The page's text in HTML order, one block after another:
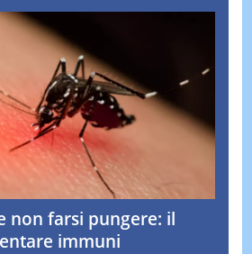
non farsi pungere: il
immuni